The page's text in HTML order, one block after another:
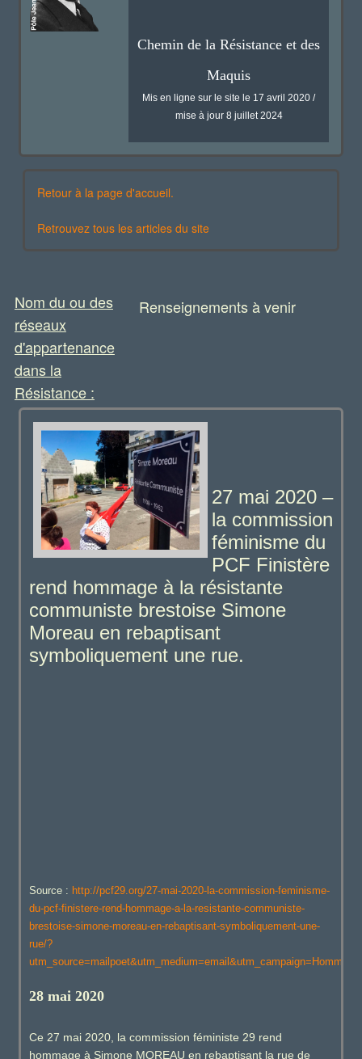
Chemin de la Résistance et des
Maquis
Mis en ligne sur le site le 17 avril 2020 /
mise à jour 8 juillet 2024
Retour à la page d'accueil.
Retrouvez tous les articles du site
Nom du ou des
réseaux
d'appartenance
dans la
Résistance :
Renseignements à venir
27 mai 2020 –
la commission
féminisme du
PCF Finistère
rend hommage à la résistante
communiste brestoise Simone
Moreau en rebaptisant
symboliquement une rue.
Source : http://pcf29.org/27-mai-2020-la-commission-feminisme-
du-pcf-finistere-rend-hommage-a-la-resistante-communiste-
brestoise-simone-moreau-en-rebaptisant-symboliquement-une-
rue/?
28 mai 2020
Ce 27 mai 2020, la commission féministe 29 rend
hommage à Simone MOREAU en rebaptisant la rue de